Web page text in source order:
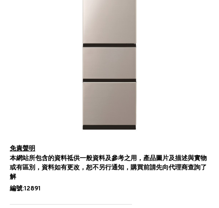
免責聲明
本網站所包含的資料祗供一般資料及參考之用，產品圖片及描述與實物
或有區別，資料如有更改，恕不另行通知，購買前請先向代理商查詢了
解
編號:12891